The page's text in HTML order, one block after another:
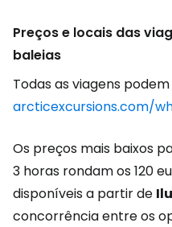
Preços e locais das
baleias
Todas as viagens
arcticexcursions.com/
Os preços mais baixos
3 horas rondam os 120
disponíveis a partir de
concorrência entre os